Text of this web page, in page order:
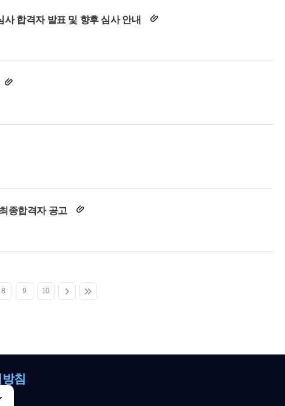
합격자 발표 및 향후 심사 안내
종합격자 공고
8 9 10
침